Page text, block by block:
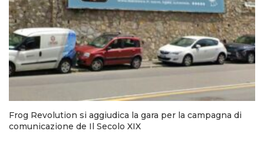
Frog Revolution si aggiudica la gara per la campagna di
comunicazione de Il Secolo XIX